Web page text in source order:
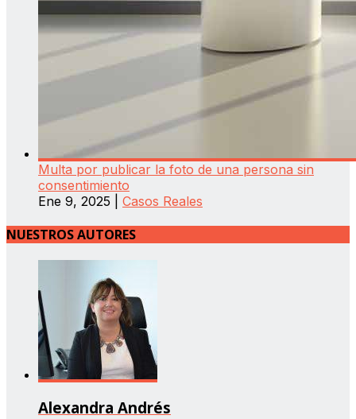
Multa por publicar la foto de una persona sin
consentimiento
Ene 9, 2025
Casos Reales
NUESTROS AUTORES
Alexandra Andrés